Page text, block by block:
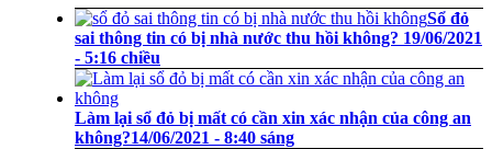
Sổ đỏ
sai thông tin có bị nhà nước thu hồi không? 19/06/2021
- 5:16 chiều
Làm lại sổ đỏ bị mất có cần xin xác nhận của công an
không?14/06/2021 - 8:40 sáng